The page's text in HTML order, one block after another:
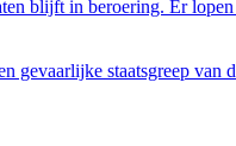
blijft in beroering. Er
gevaarlijke staatsgreep